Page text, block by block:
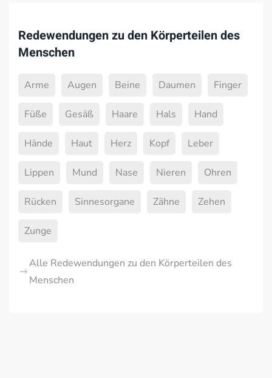
Redewendungen zu den Körperteilen des
Menschen
Arme Augen Beine Daumen Finger
Füße Gesäß Haare Hals Hand
Hände Haut Herz Kopf Leber
Lippen Mund Nase Nieren Ohren
Rücken Sinnesorgane Zähne Zehen
Zunge
Alle Redewendungen zu den Körperteilen des
Menschen